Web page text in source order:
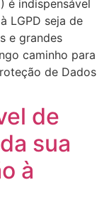
é indispensável
LGPD seja de
e grandes
caminho para
de Dados
de
sua
à